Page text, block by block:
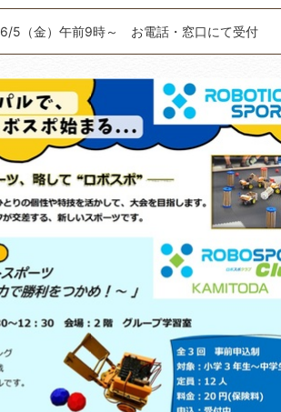
6/5（金）午前9時～ お電話・窓口にて受付